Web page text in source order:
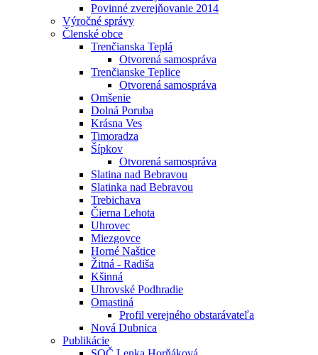
Povinné zverejňovanie 2014
Výročné správy
Členské obce
Trenčianska Teplá
Otvorená samospráva
Trenčianske Teplice
Otvorená samospráva
Omšenie
Dolná Poruba
Krásna Ves
Timoradza
Šípkov
Otvorená samospráva
Slatina nad Bebravou
Slatinka nad Bebravou
Trebichava
Čierna Lehota
Uhrovec
Miezgovce
Horné Naštice
Žitná - Radiša
Kšinná
Uhrovské Podhradie
Omastiná
Profil verejného obstarávateľa
Nová Dubnica
Publikácie